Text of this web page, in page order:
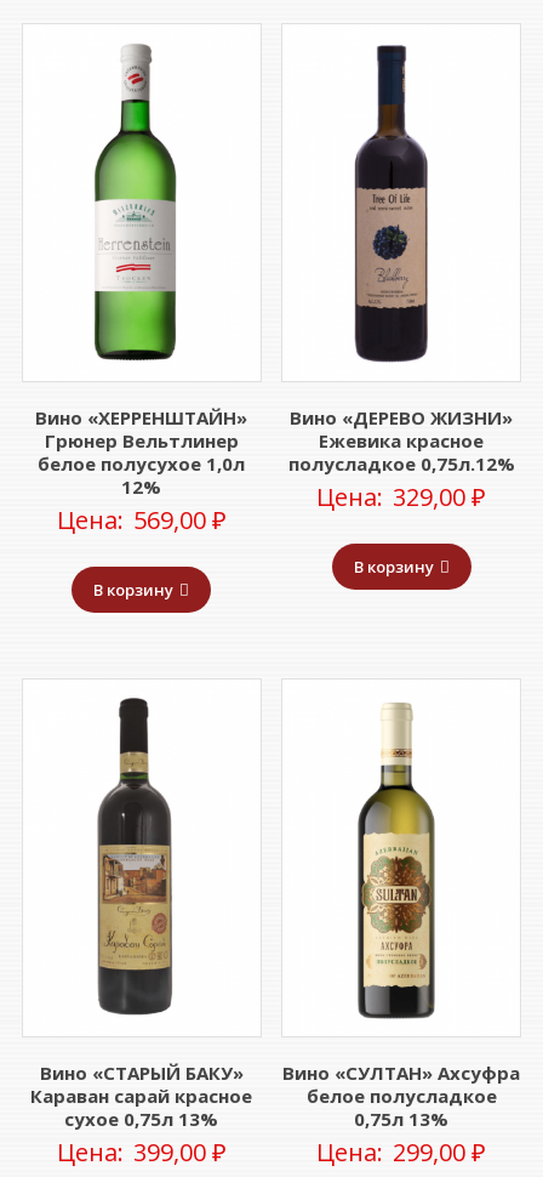
Вино «ХЕРРЕНШТАЙН»
Грюнер Вельтлинер
белое полусухое 1,0л
12%
Цена: 569,00₽
В корзину
Вино «ДЕРЕВО ЖИЗНИ»
Ежевика красное
полусладкое 0,75л.12%
Цена: 329,00₽
В корзину
Вино «СТАРЫЙ БАКУ»
Караван сарай красное
сухое 0,75л 13%
Цена: 399,00₽
Вино «СУЛТАН» Ахсуфра
белое полусладкое
0,75л 13%
Цена: 299,00₽